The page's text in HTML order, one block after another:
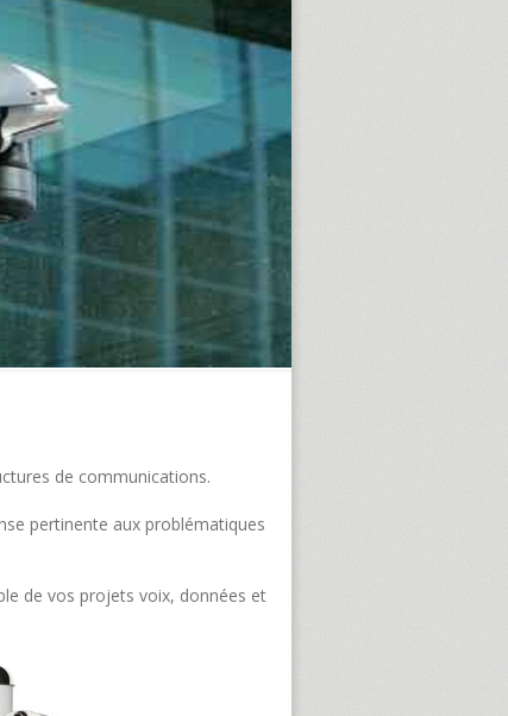
de communications.
pertinente aux problématiques
de vos projets voix, données et